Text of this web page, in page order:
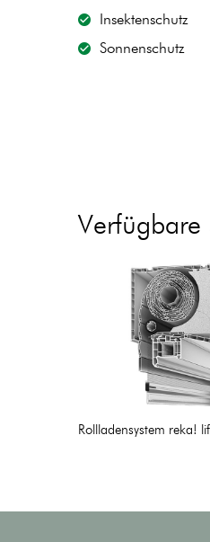
Insektenschutz
Sonnenschutz
Verfügbare
Rollladensystem reka!